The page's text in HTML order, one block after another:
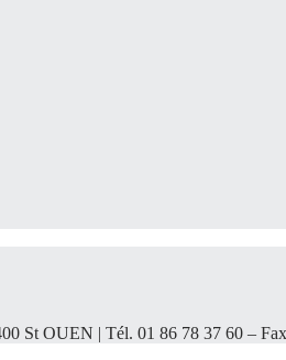
St OUEN | Tél. 01 86 78 37 60 –